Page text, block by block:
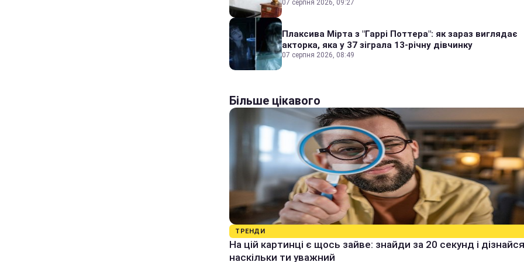
07 серпня 2026, 09:27
Плаксива Мірта з "Гаррі Поттера": як зараз виглядає
акторка, яка у 37 зіграла 13-річну дівчинку
07 серпня 2026, 08:49
Більше цікавого
ТРЕНДИ
На цій картинці є щось зайве: знайди за 20 секунд і
наскільки ти уважний